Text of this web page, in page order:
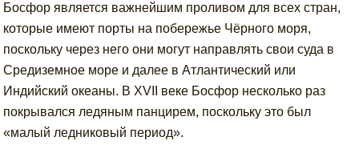
Босфор является важнейшим проливом для всех стран,
которые имеют порты на побережье Чёрного моря,
поскольку через него они могут направлять свои суда в
Средиземное море и далее в Атлантический или
Индийский океаны. В XVII веке Босфор несколько раз
покрывался ледяным панцирем, поскольку это был
«малый ледниковый период».